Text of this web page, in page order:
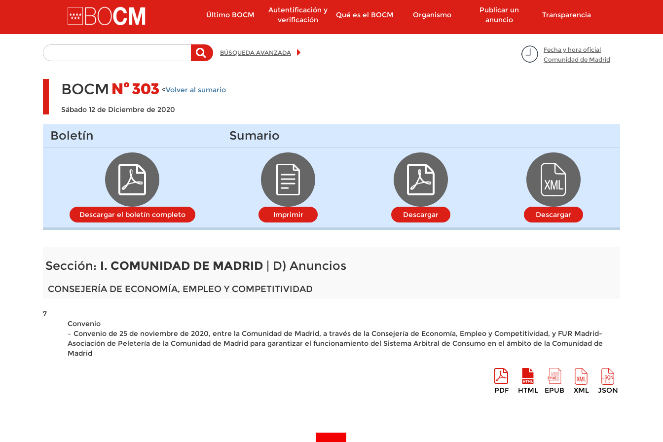
Pasar al contenido principal
Último BOCM
Autentificación y
verificación
Qué es el BOCM Organismo
Publicar un
anuncio
Transparencia
Fecha y hora oficial
Comunidad de Madrid
BÚSQUEDA AVANZADA
BOCM Nº303 <Volver al sumario
Sábado 12 de Diciembre de 2020
Boletín
Descargar el boletín completo
Sumario
Imprimir Descargar Descargar
Sección: I. COMUNIDAD DE MADRID | D) Anuncios
CONSEJERÍA DE ECONOMÍA, EMPLEO Y COMPETITIVIDAD
7
Convenio
– Convenio de 25 de noviembre de 2020, entre la Comunidad de Madrid, a través de la Consejería de Economía, Empleo y Competitividad, y FUR Madrid-
Asociación de Peletería de la Comunidad de Madrid para garantizar el funcionamiento del Sistema Arbitral de Consumo en el ámbito de la Comunidad de
Madrid
PDF HTML EPUB XML JSON